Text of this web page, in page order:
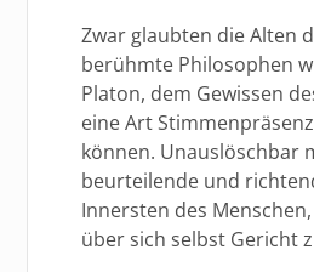
Zwar glaubten die Alten
berühmte Philosophen
Platon, dem Gewissen
eine Art
können. Unauslöschbar
beurteilende und
Innersten des
über sich selbst Gericht